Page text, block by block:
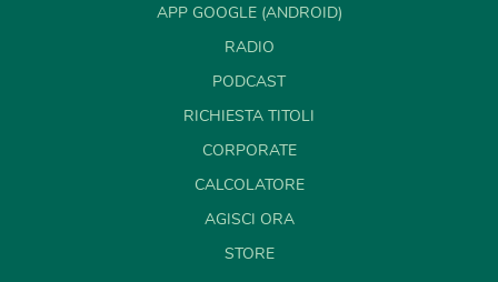
APP GOOGLE (ANDROID)
RADIO
PODCAST
RICHIESTA TITOLI
CORPORATE
CALCOLATORE
AGISCI ORA
STORE